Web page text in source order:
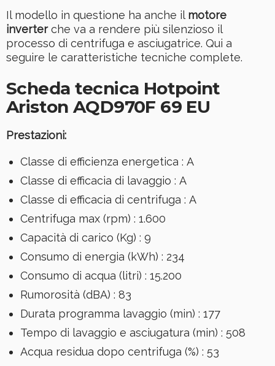
Il modello in questione ha anche il motore
inverterche va a rendere più silenzioso il
processo di centrifuga e asciugatrice. Qui a
seguire le caratteristiche tecniche complete.
Scheda tecnica Hotpoint
Ariston AQD970F 69 EU
Prestazioni:
Classe di efficienza energetica : A
Classe di efficacia di lavaggio : A
Classe di efficacia di centrifuga : A
Centrifuga max (rpm) : 1.600
Capacità di carico (Kg) : 9
Consumo di energia (kWh) : 234
Consumo di acqua (litri) : 15.200
Rumorosità (dBA) : 83
Durata programma lavaggio (min) : 177
Tempo di lavaggio e asciugatura (min) : 508
Acqua residua dopo centrifuga (%) : 53